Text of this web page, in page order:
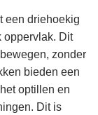
een driehoekig
oppervlak. Dit
zonder
bieden een
optillen en
Dit is